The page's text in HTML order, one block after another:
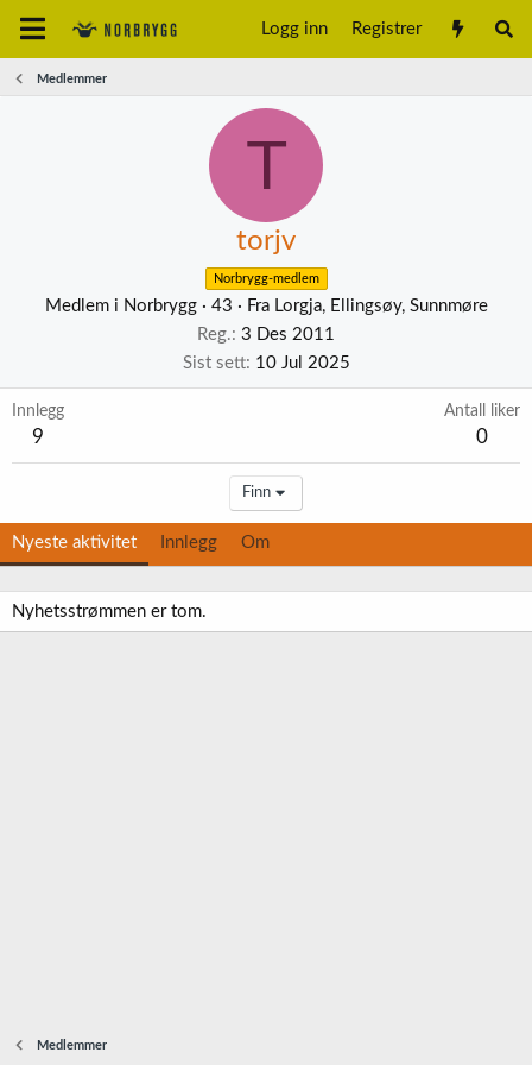
Logg inn Registrer
Medlemmer
T
torjv
Norbrygg-medlem
Medlem i Norbrygg · 43 · Fra Lorgja, Ellingsøy, Sunnmøre
Reg. 3 Des 2011
Sist sett
10 Jul 2025
Innlegg
9
Antall liker
0
Finn
Nyeste aktivitet Innlegg Om
Nyhetsstrømmen er tom.
Medlemmer